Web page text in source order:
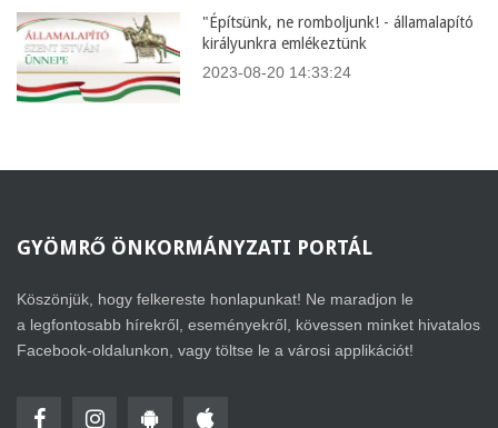
"Építsünk, ne romboljunk! - államalapító
királyunkra emlékeztünk
2023-08-20 14:33:24
GYÖMRŐ ÖNKORMÁNYZATI PORTÁL
Köszönjük, hogy felkereste honlapunkat! Ne maradjon le
a legfontosabb hírekről, eseményekről, kövessen minket hivatalos
Facebook-oldalunkon, vagy töltse le a városi applikációt!